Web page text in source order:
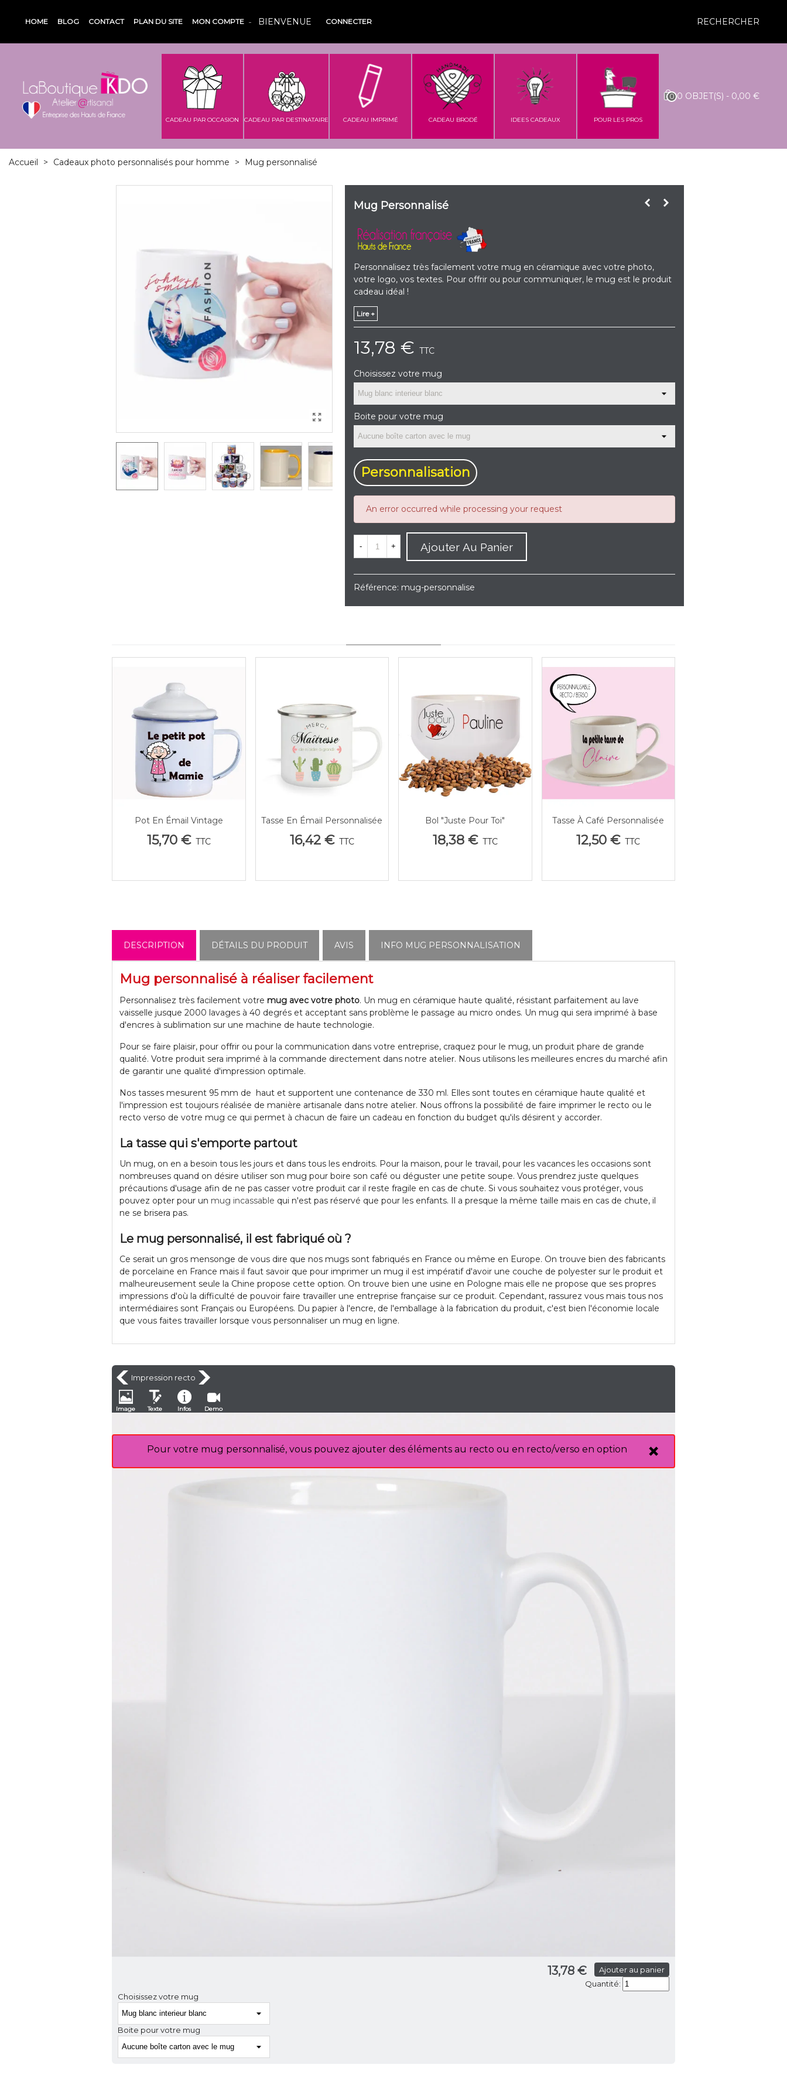
HOME BLOG CONTACT PLAN DU SITE MON COMPTE BIENVENUE CONNECTER RECHERCHER
CADEAU PAR OCCASION CADEAU PAR DESTINATAIRE CADEAU IMPRIMÉ CADEAU BRODÉ IDEES CADEAUX POUR LES PROS
0 0 OBJET(S) - 0,00 €
Accueil > Cadeaux photo personnalisés pour homme > Mug personnalisé
Mug Personnalisé
Personnalisez très facilement votre mug en céramique avec votre photo,
votre logo, vos textes. Pour offrir ou pour communiquer, le mug est le produit
cadeau idéal !
Lire +
13,78 € TTC
Choisissez votre mug
Boite pour votre mug
Personnalisation
An error occurred while processing your request
- + Ajouter Au Panier
Référence: mug-personnalise
Afficher Plus
Pot En Émail Vintage
Personnalisé Avec Couvercle
15,70 € TTC
Afficher Plus
Tasse En Émail Personnalisée
"Merci Maîtresse" Vintage
(300 Ml)
16,42 € TTC
Afficher Plus
Bol "Juste Pour Toi"
Personnalisé Prénom Ou
Message | Cadeau Unique Et
18,38 € TTC
Afficher Plus
Tasse À Café Personnalisée
Photo/Texte 53x78 Mm
12,50 € TTC
DESCRIPTION DÉTAILS DU PRODUIT AVIS INFO MUG PERSONNALISATION
Mug personnalisé à réaliser facilement
Personnalisez très facilement votre mug avec votre photo. Un mug en céramique haute qualité, résistant parfaitement au lave
vaisselle jusque 2000 lavages à 40 degrés et acceptant sans problème le passage au micro ondes. Un mug qui sera imprimé à base
d'encres à sublimation sur une machine de haute technologie.
Pour se faire plaisir, pour offrir ou pour la communication dans votre entreprise, craquez pour le mug, un produit phare de grande
qualité. Votre produit sera imprimé à la commande directement dans notre atelier. Nous utilisons les meilleures encres du marché afin
de garantir une qualité d'impression optimale.
Nos tasses mesurent 95 mm de haut et supportent une contenance de 330 ml. Elles sont toutes en céramique haute qualité et
l'impression est toujours réalisée de manière artisanale dans notre atelier. Nous offrons la possibilité de faire imprimer le recto ou le
recto verso de votre mug ce qui permet à chacun de faire un cadeau en fonction du budget qu'ils désirent y accorder.
La tasse qui s'emporte partout
Un mug, on en a besoin tous les jours et dans tous les endroits. Pour la maison, pour le travail, pour les vacances les occasions sont
nombreuses quand on désire utiliser son mug pour boire son café ou déguster une petite soupe. Vous prendrez juste quelques
précautions d'usage afin de ne pas casser votre produit car il reste fragile en cas de chute. Si vous souhaitez vous protéger, vous
pouvez opter pour un mug incassable qui n'est pas réservé que pour les enfants. Il a presque la même taille mais en cas de chute, il
ne se brisera pas.
Le mug personnalisé, il est fabriqué où ?
Ce serait un gros mensonge de vous dire que nos mugs sont fabriqués en France ou même en Europe. On trouve bien des fabricants
de porcelaine en France mais il faut savoir que pour imprimer un mug il est impératif d'avoir une couche de polyester sur le produit et
malheureusement seule la Chine propose cette option. On trouve bien une usine en Pologne mais elle ne propose que ses propres
impressions d'où la difficulté de pouvoir faire travailler une entreprise française sur ce produit. Cependant, rassurez vous mais tous nos
intermédiaires sont Français ou Européens. Du papier à l'encre, de l'emballage à la fabrication du produit, c'est bien l'économie locale
que vous faites travailler lorsque vous personnaliser un mug en ligne.
Impression recto
Image Texte Infos Demo
Pour votre mug personnalisé, vous pouvez ajouter des éléments au recto ou en recto/verso en option
13,78 €
Ajouter au panier
Quantité:
Choisissez votre mug
Boite pour votre mug